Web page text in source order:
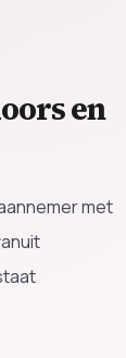
en
met